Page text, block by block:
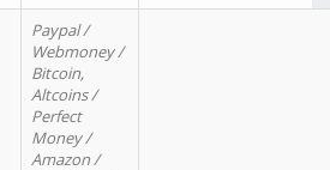
Paypal /
Webmoney /
Bitcoin,
Altcoins /
Perfect
Money /
Amazon /